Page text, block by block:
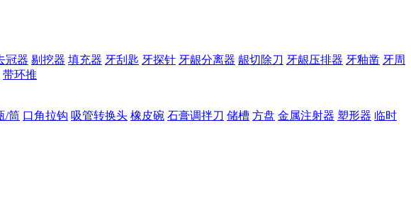
冠器 剔挖器 填充器 牙刮匙 牙探针 牙龈分离器 龈切除刀 牙龈压排器 牙釉凿 牙周
带环推
/筒 口角拉钩 吸管转换头 橡皮碗 石膏调拌刀 储槽 方盘 金属注射器 塑形器 临时